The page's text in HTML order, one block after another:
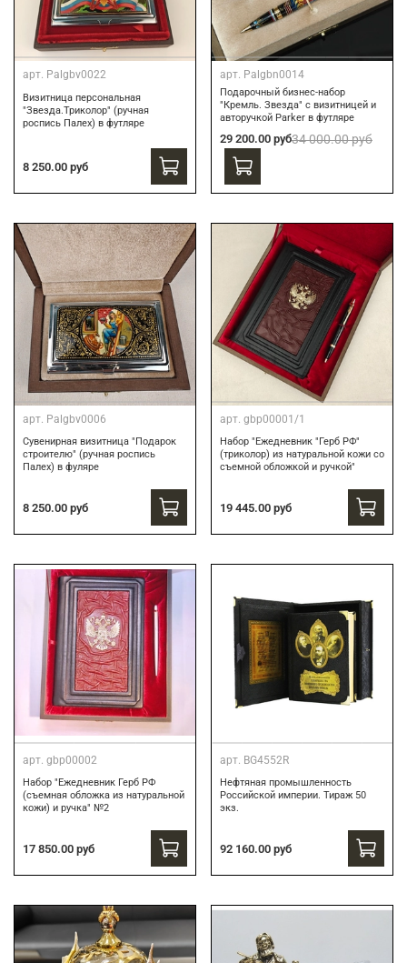
арт. Palgbv0022
Визитница персональная
"Звезда.Триколор" (ручная
роспись Палех) в футляре
8 250.00 руб
арт. Palgbn0014
Подарочный бизнес-набор
"Кремль. Звезда" с визитницей и
авторучкой Parker в футляре
29 200.00 руб34 000.00 руб
арт. Palgbv0006
Сувенирная визитница "Подарок
строителю" (ручная роспись
Палех) в фуляре
8 250.00 руб
арт. gbp00001/1
Набор "Ежедневник "Герб РФ"
(триколор) из натуральной кожи со
съемной обложкой и ручкой"
19 445.00 руб
арт. gbp00002
Набор "Ежедневник Герб РФ
(съемная обложка из натуральной
кожи) и ручка" №2
17 850.00 руб
арт. BG4552R
Нефтяная промышленность
Российской империи. Тираж 50
экз.
92 160.00 руб